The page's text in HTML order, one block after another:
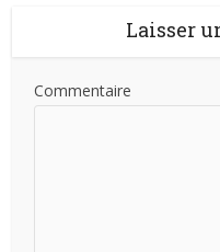
Laisser
Commentaire